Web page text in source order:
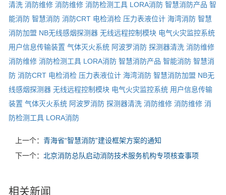
清洗 消防维修 消防维修 消防检测工具 LORA消防 智慧消防产品 智
能消防 智慧消防 消防CRT 电检消检 压力表液位计 海湾消防 智慧
消防加盟 NB无线感烟探测器 无线远程控制模块 电气火灾监控系统
用户信息传输装置 气体灭火系统 阿波罗消防 探测器清洗 消防维修
消防维修 消防检测工具 LORA消防 智慧消防产品 智能消防 智慧消
防 消防CRT 电检消检 压力表液位计 海湾消防 智慧消防加盟 NB无
线感烟探测器 无线远程控制模块 电气火灾监控系统 用户信息传输
装置 气体灭火系统 阿波罗消防 探测器清洗 消防维修 消防维修 消
防检测工具 LORA消防
上一个： 青海省“智慧消防”建设框架方案的通知
下一个： 北京消防总队启动消防技术服务机构专项核查事项
相关新闻